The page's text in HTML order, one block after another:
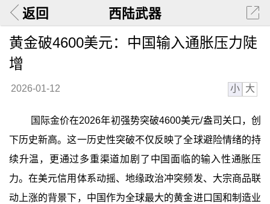
返回 西陆武器
黄金破4600美元：中国输入通胀压力陡
增
2026-01-12 小 大
国际金价在2026年初强势突破4600美元/盎司关口，创
下历史新高。这一历史性突破不仅反映了全球避险情绪的持
续升温，更通过多重渠道加剧了中国面临的输入性通胀压
力。在美元信用体系动摇、地缘政治冲突频发、大宗商品联
动上涨的背景下，中国作为全球最大的黄金进口国和制造业